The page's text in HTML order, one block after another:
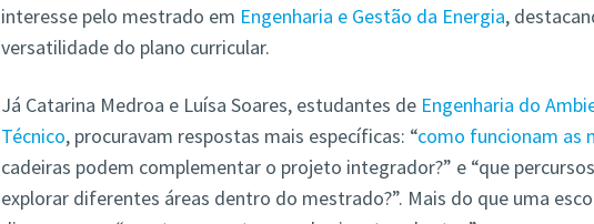
interesse pelo mestrado em Engenharia e Gestão da Energia,
versatilidade do plano curricular.
Já Catarina Medroa e Luísa Soares, estudantes de Engenharia do
Técnico, procuravam respostas mais específicas: “como funcionam as
cadeiras podem complementar o projeto integrador?” e “que
explorar diferentes áreas dentro do mestrado?”. Mais do que uma